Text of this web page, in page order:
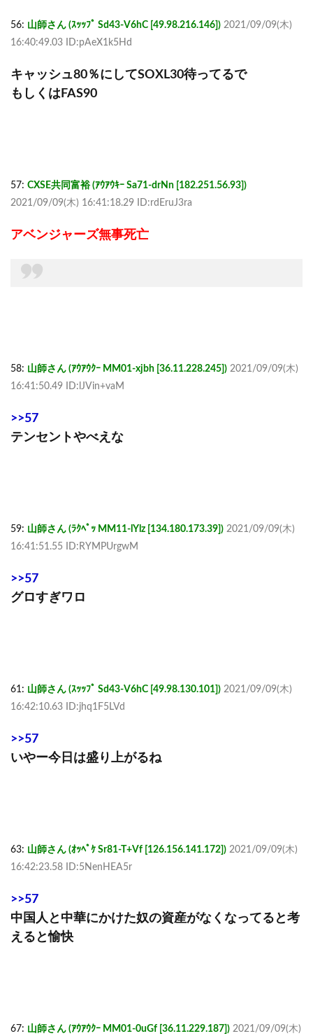
56: 山師さん (ｽｯｯﾌﾟ Sd43-V6hC [49.98.216.146]) 2021/09/09(木)
16:40:49.03 ID:pAeX1k5Hd
キャッシュ80％にしてSOXL30待ってるで
もしくはFAS90
57: CXSE共同富裕 (ｱｳｱｳｷｰ Sa71-drNn [182.251.56.93])
2021/09/09(木) 16:41:18.29 ID:rdEruJ3ra
アベンジャーズ無事死亡
58: 山師さん (ｱｳｱｳｸｰ MM01-xjbh [36.11.228.245]) 2021/09/09(木)
16:41:50.49 ID:lJVin+vaM
>>57
テンセントやべえな
59: 山師さん (ﾗｸﾍﾟｯ MM11-lYlz [134.180.173.39]) 2021/09/09(木)
16:41:51.55 ID:RYMPUrgwM
>>57
グロすぎワロ
61: 山師さん (ｽｯｯﾌﾟ Sd43-V6hC [49.98.130.101]) 2021/09/09(木)
16:42:10.63 ID:jhq1F5LVd
>>57
いやー今日は盛り上がるね
63: 山師さん (ｵｯﾍﾟｹ Sr81-T+Vf [126.156.141.172]) 2021/09/09(木)
16:42:23.58 ID:5NenHEA5r
>>57
中国人と中華にかけた奴の資産がなくなってると考
えると愉快
67: 山師さん (ｱｳｱｳｸｰ MM01-0uGf [36.11.229.187]) 2021/09/09(木)